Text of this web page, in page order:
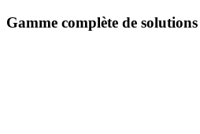
Gamme complète de